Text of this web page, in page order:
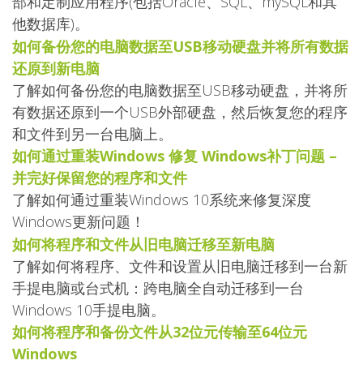
他数据库)。
如何备份您的电脑数据至USB移动硬盘并将所有数据
还原到新电脑
了解如何备份您的电脑数据至USB移动硬盘，并将所
有数据还原到一个USB外部硬盘，然后恢复您的程序
和文件到另一台电脑上。
如何通过重装Windows 修复 Windows补丁问题 –
并完好保留您的程序和文件
了解如何通过重装Windows 10系统来修复深度
Windows更新问题！
如何将程序和文件从旧电脑迁移至新电脑
了解如何将程序、文件和设置从旧电脑迁移到一台新
手提电脑或台式机：跨电脑全自动迁移到一台
Windows 10手提电脑。
如何将程序和备份文件从32位元传输至64位元
Windows